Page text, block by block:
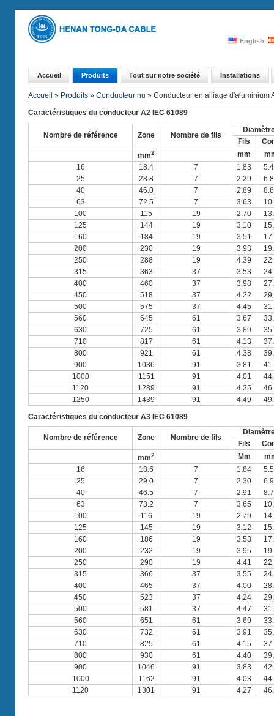
English
Accueil Produits Tout sur notre société Installations
Accueil » Produits» Conducteur nu » Conducteur en alliage d'aluminium
Caractéristiques du conducteur A2 IEC 61089
Nombre de référence Zone Nombre de fils
Fils
mm2 mm
16
18.4 7 1.83
25
28.8 7 2.29
40
46.0 7 2.89
63
72.5 7 3.63
100
115 19 2.70
125
144 19 3.10
160
184 19 3.51
200
230 19 3.93
250
288 19 4.39
315
363 37 3.53
400
460 37 3.98
450
518 37 4.22
500
575 37 4.45
560
645 61 3.67
630
725 61 3.89
710
817 61 4.13
800
921 61 4.38
900
1036 91 3.81
1000
1151 91 4.01
1120
1289 91 4.25
1250
1439 91 4.49
Caractéristiques du conducteur A3 IEC 61089
Nombre de référence Zone Nombre de fils
Fils
mm2 Mm
16
18.6 7 1.84
25
29.0 7 2.30
40
46.5 7 2.91
63
73.2 7 3.65
100
116 19 2.79
125
145 19 3.12
160
186 19 3.53
200
232 19 3.95
250
290 19 4.41
315
366 37 3.55
400
465 37 4.00
450
523 37 4.24
500
581 37 4.47
560
651 61 3.69
630
732 61 3.91
710
825 61 4.15
800
930 61 4.40
900
1046 91 3.83
1000
1162 91 4.03
1120
1301 91 4.27